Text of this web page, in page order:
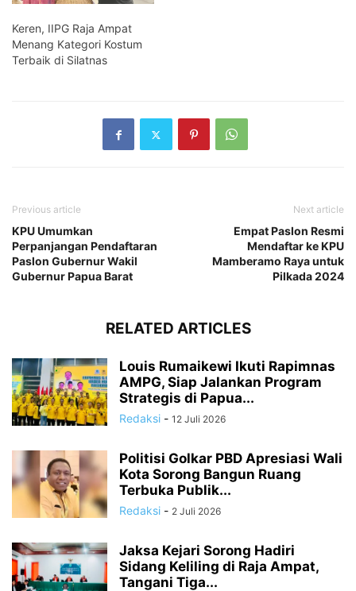
Keren, IIPG Raja Ampat
Menang Kategori Kostum
Terbaik di Silatnas
Previous article
KPU Umumkan
Perpanjangan Pendaftaran
Paslon Gubernur Wakil
Gubernur Papua Barat
Next article
Empat Paslon Resmi
Mendaftar ke KPU
Mamberamo Raya untuk
Pilkada 2024
RELATED ARTICLES
Louis Rumaikewi Ikuti Rapimnas
AMPG, Siap Jalankan Program
Strategis di Papua...
Redaksi - 12 Juli 2026
Politisi Golkar PBD Apresiasi Wali
Kota Sorong Bangun Ruang
Terbuka Publik...
Redaksi - 2 Juli 2026
Jaksa Kejari Sorong Hadiri
Sidang Keliling di Raja Ampat,
Tangani Tiga...